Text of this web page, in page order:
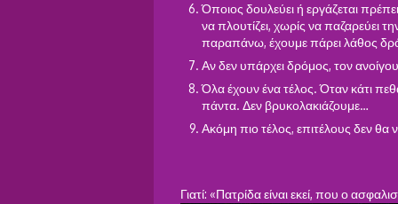
Όποιος δουλεύει ή εργάζεται
να πλουτίζει, χωρίς να παζαρεύει
παραπάνω, έχουμε πάρει λάθος
Αν δεν υπάρχει δρόμος, τον
Όλα έχουν ένα τέλος. Όταν κάτι
πάντα. Δεν βρυκολακιάζουμε…
Ακόμη πιο τέλος, επιτέλους δεν
Γιατί: «Πατρίδα είναι εκεί, που ο